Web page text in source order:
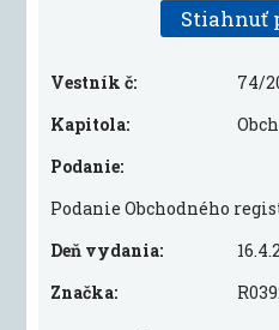
Stiahnuť
Vestník č:
74/
Kapitola:
Podanie:
Podanie Obchodného
Deň vydania:
Značka: